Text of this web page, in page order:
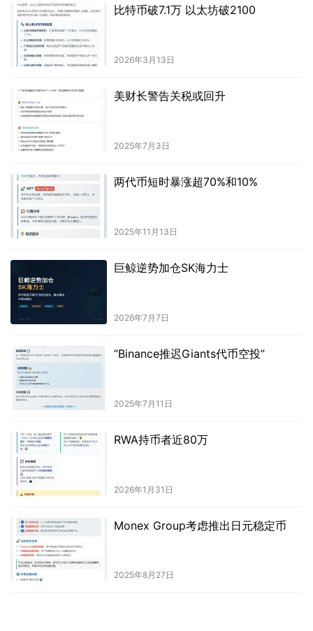
比特币破7.1万 以太坊破2100
2026年3月13日
美财长警告关税或回升
2025年7月3日
两代币短时暴涨超70%和10%
2025年11月13日
巨鲸逆势加仓SK海力士
2026年7月7日
“Binance推迟Giants代币空投”
2025年7月11日
RWA持币者近80万
2026年1月31日
Monex Group考虑推出日元稳定币
2025年8月27日